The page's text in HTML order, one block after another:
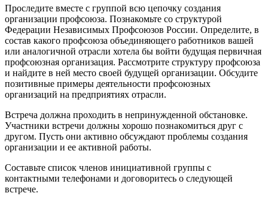
Проследите вместе с группой всю цепочку создания
организации профсоюза. Познакомьте со структурой
Федерации Независимых Профсоюзов России. Определите, в
состав какого профсоюза объединяющего работников вашей
или аналогичной отрасли хотела бы войти будущая первичная
профсоюзная организация. Рассмотрите структуру профсоюза
и найдите в ней место своей будущей организации. Обсудите
позитивные примеры деятельности профсоюзных
организаций на предприятиях отрасли.
Встреча должна проходить в непринужденной обстановке.
Участники встречи должны хорошо познакомиться друг с
другом. Пусть они активно обсуждают проблемы создания
организации и ее активной работы.
Составьте список членов инициативной группы с
контактными телефонами и договоритесь о следующей
встрече.